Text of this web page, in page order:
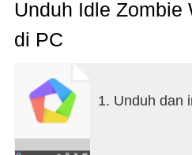
penyintas dalam
(TD) untuk
gelombang demi
Fitur Game:
· Tanpa Operasi
Unduh Idle Zombie
di PC
1. Unduh dan